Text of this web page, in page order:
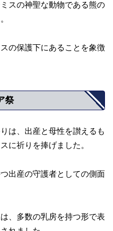
スの神聖な動物である熊の
の保護下にあることを象徴
祭
は、出産と母性を讃えるも
に祈りを捧げました。
出産の守護者としての側面
、多数の乳房を持つ形で表